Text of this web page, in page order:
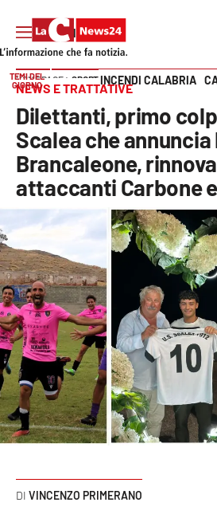
SEZIONI
Cronaca
Politica
Attualità
Economia e lavoro
Italia Mondo
Sanità
Sport
Podcast
Vai
TEMI DEL
GIORNO
INCENDI CALABRIA
HOME PAGE SPORT
NEWS E TRATTATIVE
Dilettanti, primo
Scalea che
Brancaleone,
attaccanti Carbone
VINCENZO PRIMERANO